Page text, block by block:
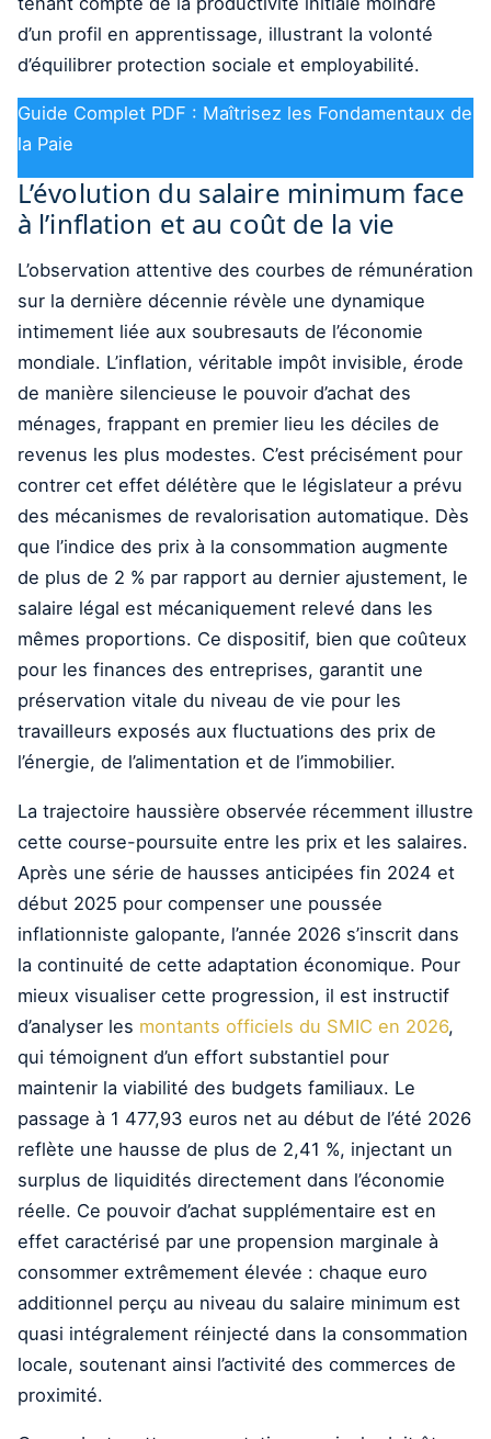
d’un profil en apprentissage, illustrant la volonté
d’équilibrer protection sociale et employabilité.
Guide Complet PDF : Maîtrisez les Fondamentaux de
la Paie
L’évolution du salaire minimum face
à l’inflation et au coût de la vie
L’observation attentive des courbes de rémunération
sur la dernière décennie révèle une dynamique
intimement liée aux soubresauts de l’économie
mondiale. L’inflation, véritable impôt invisible, érode
de manière silencieuse le pouvoir d’achat des
ménages, frappant en premier lieu les déciles de
revenus les plus modestes. C’est précisément pour
contrer cet effet délétère que le législateur a prévu
des mécanismes de revalorisation automatique. Dès
que l’indice des prix à la consommation augmente
de plus de 2 % par rapport au dernier ajustement, le
salaire légal est mécaniquement relevé dans les
mêmes proportions. Ce dispositif, bien que coûteux
pour les finances des entreprises, garantit une
préservation vitale du niveau de vie pour les
travailleurs exposés aux fluctuations des prix de
l’énergie, de l’alimentation et de l’immobilier.
La trajectoire haussière observée récemment illustre
cette course-poursuite entre les prix et les salaires.
Après une série de hausses anticipées fin 2024 et
début 2025 pour compenser une poussée
inflationniste galopante, l’année 2026 s’inscrit dans
la continuité de cette adaptation économique. Pour
mieux visualiser cette progression, il est instructif
d’analyser les montants officiels du SMIC en 2026,
qui témoignent d’un effort substantiel pour
maintenir la viabilité des budgets familiaux. Le
passage à 1 477,93 euros net au début de l’été 2026
reflète une hausse de plus de 2,41 %, injectant un
surplus de liquidités directement dans l’économie
réelle. Ce pouvoir d’achat supplémentaire est en
effet caractérisé par une propension marginale à
consommer extrêmement élevée : chaque euro
additionnel perçu au niveau du salaire minimum est
quasi intégralement réinjecté dans la consommation
locale, soutenant ainsi l’activité des commerces de
proximité.